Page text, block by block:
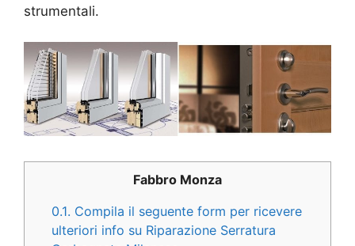
strumentali.
Fabbro Monza
0.1. Compila il seguente form per ricevere
ulteriori info su Riparazione Serratura